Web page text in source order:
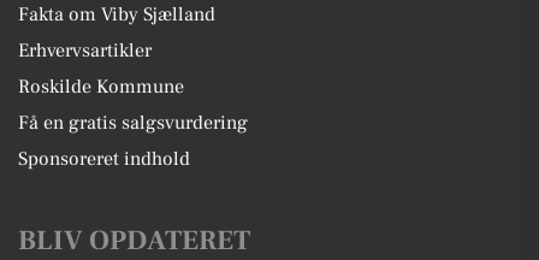
Fakta om Viby Sjælland
Erhvervsartikler
Roskilde Kommune
Få en gratis salgsvurdering
Sponsoreret indhold
BLIV OPDATERET